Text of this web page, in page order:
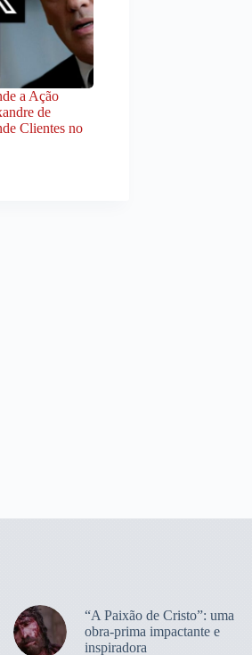
a Ação
de
Clientes no
“A Paixão de Cristo”: uma
obra-prima impactante e
inspiradora